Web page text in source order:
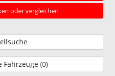
oder vergleichen
Fahrzeuge (0)